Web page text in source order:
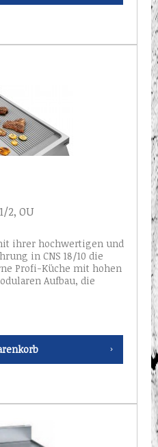
2, OU
ihrer hochwertigen und
in CNS 18/10 die
Profi-Küche mit hohen
Aufbau, die